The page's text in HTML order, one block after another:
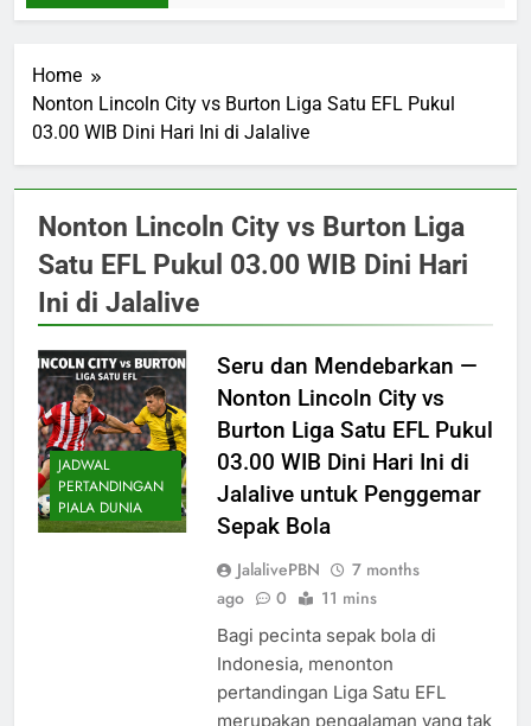
Home
Nonton Lincoln City vs Burton Liga Satu EFL Pukul
03.00 WIB Dini Hari Ini di Jalalive
Nonton Lincoln City vs Burton Liga
Satu EFL Pukul 03.00 WIB Dini Hari
Ini di Jalalive
JADWAL
PERTANDINGAN
PIALA DUNIA
Seru dan Mendebarkan —
Nonton Lincoln City vs
Burton Liga Satu EFL Pukul
03.00 WIB Dini Hari Ini di
Jalalive untuk Penggemar
Sepak Bola
JalalivePBN
7 months
ago
0 11 mins
Bagi pecinta sepak bola di
Indonesia, menonton
pertandingan Liga Satu EFL
merupakan pengalaman yang tak